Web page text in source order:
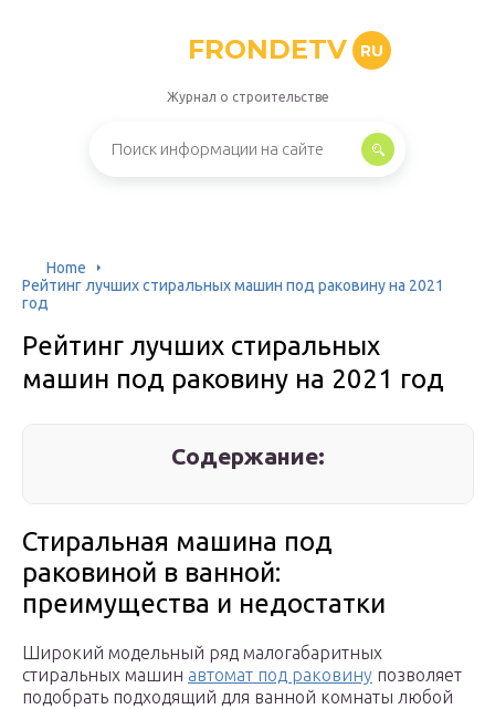
FRONDETV RU
Журнал о строительстве
Home
Рейтинг лучших стиральных машин под раковину на 2021
год
Рейтинг лучших стиральных
машин под раковину на 2021 год
Содержание:
Стиральная машина под
раковиной в ванной:
преимущества и недостатки
Широкий модельный ряд малогабаритных
стиральных машин автомат под раковину позволяет
подобрать подходящий для ванной комнаты любой